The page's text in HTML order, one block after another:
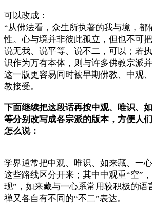
可以改成：
“从佛法看，众生所执著的我与境，都
性。心与境并非彼此孤立，但也不可
说无我、说平等、说不二，可以；若
识作为万有本体，则与许多佛教宗派
这一版更容易同时被早期佛教、中观
教接受。
下面继续把这段话再按中观、唯识、
等分别改写成各宗派的版本，方便人
怎么说：
学界通常把中观、唯识、如来藏、一
这些路线区分开来；其中中观重“空”
现”，如来藏与一心系常用较积极的语
禅又各自有不同的“不二”表达。